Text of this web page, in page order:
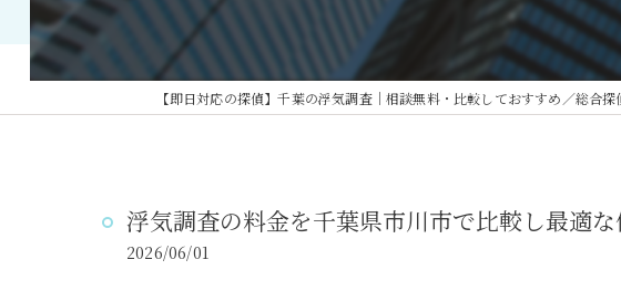
【即日対応の探偵】千葉の浮気調査｜相談無料・比較しておすすめ／総合
浮気調査の料金を千葉県市川市で比較し最適
2026/06/01